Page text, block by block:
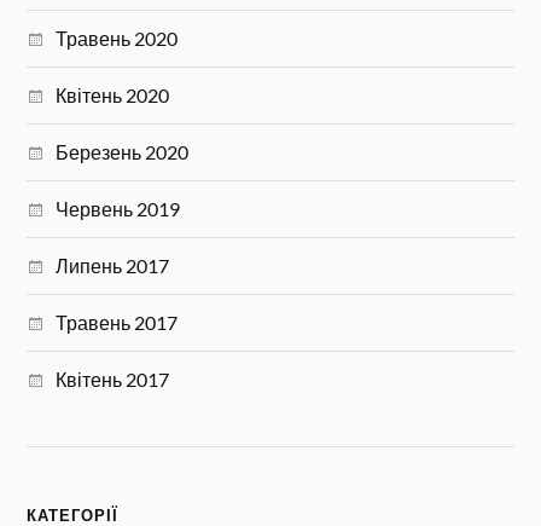
Травень 2020
Квітень 2020
Березень 2020
Червень 2019
Липень 2017
Травень 2017
Квітень 2017
КАТЕГОРІЇ